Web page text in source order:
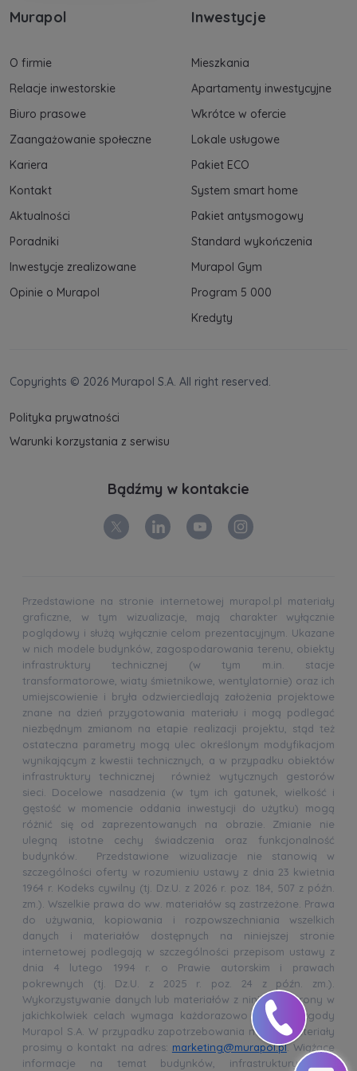
Murapol
O firmie
Relacje inwestorskie
Biuro prasowe
Zaangażowanie społeczne
Kariera
Kontakt
Aktualności
Poradniki
Inwestycje zrealizowane
Opinie o Murapol
Inwestycje
Mieszkania
Apartamenty inwestycyjne
Wkrótce w ofercie
Lokale usługowe
Pakiet ECO
System smart home
Pakiet antysmogowy
Standard wykończenia
Murapol Gym
Program 5 000
Kredyty
Copyrights © 2026 Murapol S.A. All right reserved.
Polityka prywatności
Warunki korzystania z serwisu
Bądźmy w kontakcie
Przedstawione na stronie internetowej murapol.pl materiały
graficzne, w tym wizualizacje, mają charakter wyłącznie
poglądowy i służą wyłącznie celom prezentacyjnym. Ukazane
w nich modele budynków, zagospodarowania terenu, obiekty
infrastruktury technicznej (w tym m.in. stacje
transformatorowe, wiaty śmietnikowe, wentylatornie) oraz ich
umiejscowienie i bryła odzwierciedlają założenia projektowe
znane na dzień przygotowania materiału i mogą podlegać
niezbędnym zmianom na etapie realizacji projektu, stąd też
ostateczna parametry mogą ulec określonym modyfikacjom
wynikającym z kwestii technicznych, a w przypadku obiektów
infrastruktury technicznej również wytycznych gestorów
sieci. Docelowe nasadzenia (w tym ich gatunek, wielkość i
gęstość w momencie oddania inwestycji do użytku) mogą
różnić się od zaprezentowanych na obrazie. Zmianie nie
ulegną istotne cechy świadczenia oraz funkcjonalność
budynków. Przedstawione wizualizacje nie stanowią w
szczególności oferty w rozumieniu ustawy z dnia 23 kwietnia
1964 r. Kodeks cywilny (tj. Dz.U. z 2026 r. poz. 184, 507 z późn.
zm.). Wszelkie prawa do ww. materiałów są zastrzeżone. Prawa
do używania, kopiowania i rozpowszechniania wszelkich
danych i materiałów dostępnych na niniejszej stronie
internetowej podlegają w szczególności przepisom ustawy z
dnia 4 lutego 1994 r. o Prawie autorskim i prawach
pokrewnych (tj. Dz.U. z 2025 r. poz. 24 z późn. zm.).
Wykorzystywanie danych lub materiałów z niniejszej strony w
jakichkolwiek celach wymaga każdorazowo pisemnej zgody
Murapol S.A. W przypadku zapotrzebowania na ww. materiały
prosimy o kontakt na adres: marketing@murapol.pl. Wiążące
informacje na temat budynków, infrastruktury oraz